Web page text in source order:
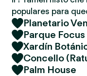
populares para
Planetario
Parque Focus
Xardín
Concello
Palm House